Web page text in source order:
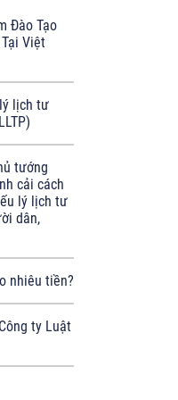
Đào Tạo
Việt
lịch tư
tướng
cải cách
lý lịch tư
dân,
nhiêu tiền?
ty Luật